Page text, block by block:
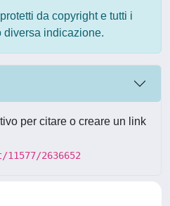
da copyright e tutti i
diversa indicazione.
per citare o creare un link
2636652